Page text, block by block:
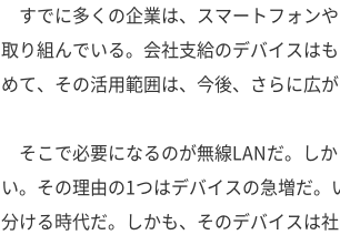
すでに多くの企業は、スマートフォン
取り組んでいる。会社支給のデバイスは
めて、その活用範囲は、今後、さらに広が
そこで必要になるのが無線LANだ。し
い。その理由の1つはデバイスの急増だ
分ける時代だ。しかも、そのデバイスは